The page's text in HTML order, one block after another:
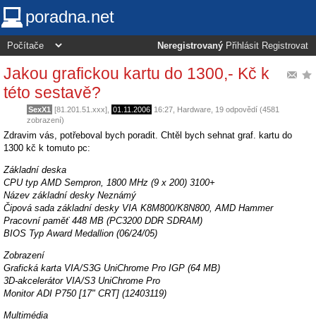
poradna.net
Neregistrovaný Přihlásit Registrovat
Jakou grafickou kartu do 1300,- Kč k
této sestavě?
SexX1 [81.201.51.xxx], 01.11.2006 16:27 Hardware , 19 odpovědí (4581
zobrazení)
Zdravim vás, potřeboval bych poradit. Chtěl bych sehnat graf. kartu do
1300 kč k tomuto pc:
Základní deska
CPU typ AMD Sempron, 1800 MHz (9 x 200) 3100+
Název základní desky Neznámý
Čipová sada základní desky VIA K8M800/K8N800, AMD Hammer
Pracovní paměť 448 MB (PC3200 DDR SDRAM)
BIOS Typ Award Medallion (06/24/05)
Zobrazení
Grafická karta VIA/S3G UniChrome Pro IGP (64 MB)
3D-akcelerátor VIA/S3 UniChrome Pro
Monitor ADI P750 [17" CRT] (12403119)
Multimédia